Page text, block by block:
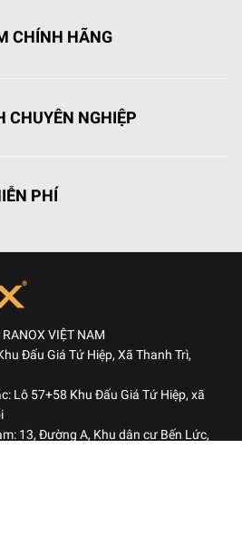
CHÍNH HÃNG
CHUYÊN NGHIỆP
PHÍ
VIỆT NAM
Đấu Giá Tứ Hiệp, Xã Thanh Trì,
Lô 57+58 Khu Đấu Giá Tứ Hiệp, xã
13, Đường A, Khu dân cư Bến Lức,